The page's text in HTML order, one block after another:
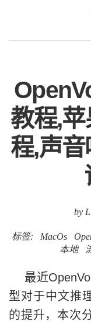
教程,
程,声
by
标签: MacOs
本地
最近
型对于中文推
的提升，本次